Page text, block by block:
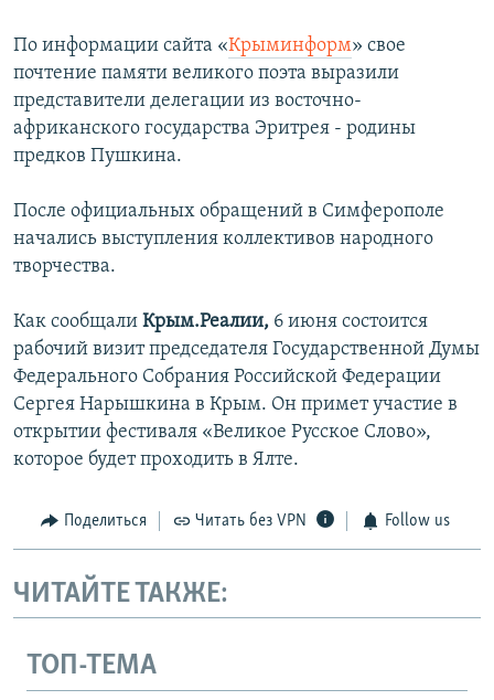
По информации сайта «Крыминформ» свое
почтение памяти великого поэта выразили
представители делегации из восточно-
африканского государства Эритрея - родины
предков Пушкина.
После официальных обращений в Симферополе
начались выступления коллективов народного
творчества.
Как сообщали Крым.Реалии, 6 июня состоится
рабочий визит председателя Государственной Думы
Федерального Собрания Российской Федерации
Сергея Нарышкина в Крым. Он примет участие в
открытии фестиваля «Великое Русское Слово»,
которое будет проходить в Ялте.
Поделиться Читать без VPN Follow us
ЧИТАЙТЕ ТАКЖЕ:
ТОП-ТЕМА